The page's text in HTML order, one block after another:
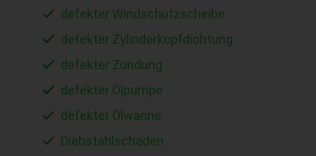
defekter Windschutzscheibe
defekter Zylinderkopfdichtung
defekter Zündung
defekter Ölpumpe
defekter Ölwanne
Diebstahlschaden